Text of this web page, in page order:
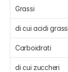
Grassi
di cui acidi
Carboidrati
di cui zuccheri